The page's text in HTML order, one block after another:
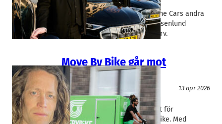
Helsingborgsbolaget Öresunds
Limousineservice. Affären är The Cars andra
förvärv och grundaren Tord Rosenlund
utesluter inte fler, större förvärv.
Move By Bike går mot
lönsamhet
Logistik
13 apr 2026
Movebybike
Fredrik Videlycka
Kanske har vändningen kommit för
cykellogistikbolaget Move By Bike. Med